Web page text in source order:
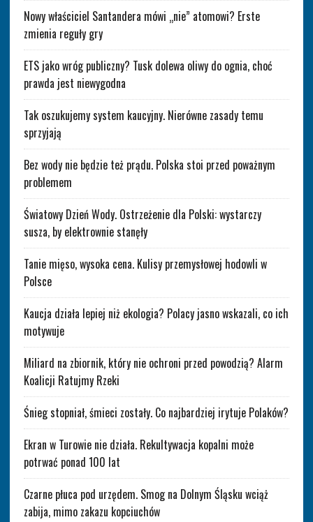
Nowy właściciel Santandera mówi „nie” atomowi? Erste
zmienia reguły gry
ETS jako wróg publiczny? Tusk dolewa oliwy do ognia, choć
prawda jest niewygodna
Tak oszukujemy system kaucyjny. Nierówne zasady temu
sprzyjają
Bez wody nie będzie też prądu. Polska stoi przed poważnym
problemem
Światowy Dzień Wody. Ostrzeżenie dla Polski: wystarczy
susza, by elektrownie stanęły
Tanie mięso, wysoka cena. Kulisy przemysłowej hodowli w
Polsce
Kaucja działa lepiej niż ekologia? Polacy jasno wskazali, co ich
motywuje
Miliard na zbiornik, który nie ochroni przed powodzią? Alarm
Koalicji Ratujmy Rzeki
Śnieg stopniał, śmieci zostały. Co najbardziej irytuje Polaków?
Ekran w Turowie nie działa. Rekultywacja kopalni może
potrwać ponad 100 lat
Czarne płuca pod urzędem. Smog na Dolnym Śląsku wciąż
zabija, mimo zakazu kopciuchów